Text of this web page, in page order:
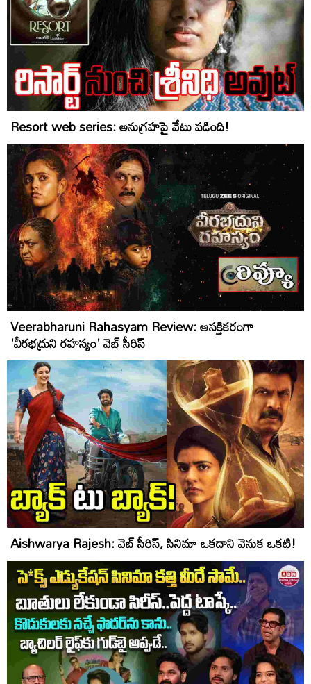
Resort web series: అనుగ్రహపై వేటు పడింది!
Veerabharuni Rahasyam Review: ఆసక్తికరంగా
'వీరభద్రుని రహస్యం' వెబ్ సీరిస్
Aishwarya Rajesh: వెబ్ సీరిస్, సినిమా ఒకదాని వెనుక ఒకటి!